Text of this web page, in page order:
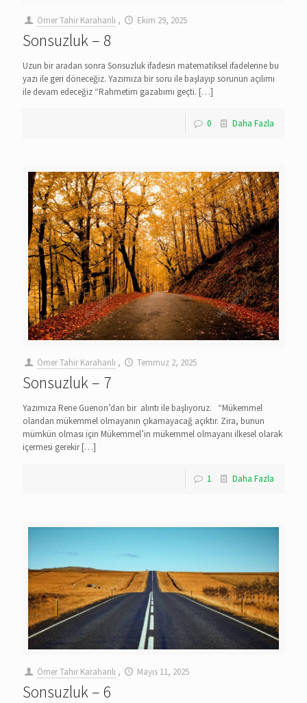
Ömer Tahir Karahanlı , Ekim 29, 2025
Sonsuzluk – 8
Uzun bir aradan sonra Sonsuzluk ifadesin matematiksel ifadelerine bu
yazı ile geri döneceğiz. Yazımıza bir soru ile başlayıp sorunun açılımı
ile devam edeceğiz “Rahmetim gazabımı geçti. […]
0 Daha Fazla
Ömer Tahir Karahanlı , Temmuz 2, 2025
Sonsuzluk – 7
Yazımıza Rene Guenon’dan bir alıntı ile başlıyoruz. “Mükemmel
olandan mükemmel olmayanın çıkamayacağ açıktır. Zira, bunun
mümkün olması için Mükemmel’in mükemmel olmayanı ilkesel olarak
içermesi gerekir[…]
1 Daha Fazla
Ömer Tahir Karahanlı , Mayıs 11, 2025
Sonsuzluk – 6